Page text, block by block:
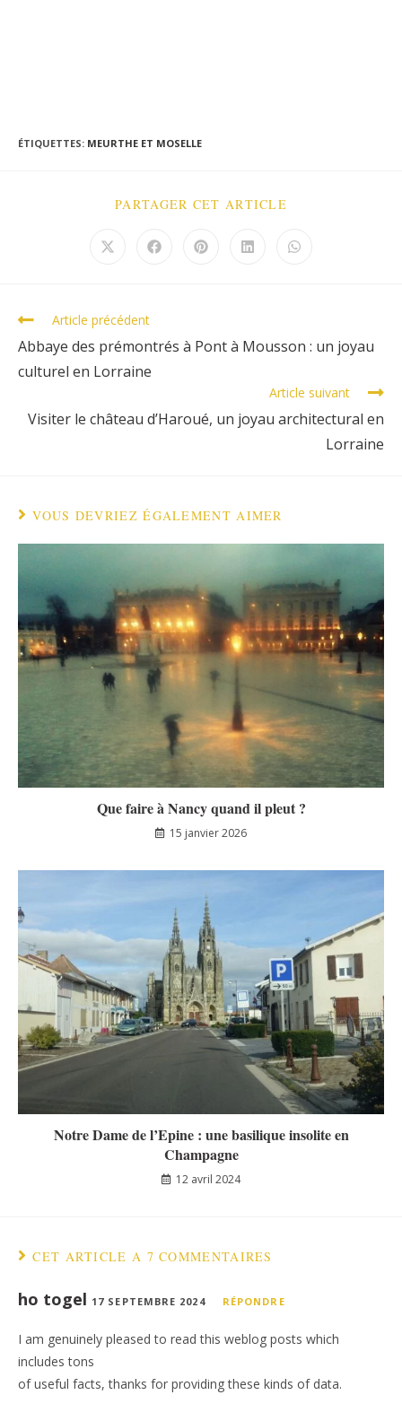
ÉTIQUETTES: MEURTHE ET MOSELLE
PARTAGER CET ARTICLE
Article précédent
Abbaye des prémontrés à Pont à Mousson : un joyau
culturel en Lorraine
Article suivant
Visiter le château d’Haroué, un joyau architectural en
Lorraine
VOUS DEVRIEZ ÉGALEMENT AIMER
Que faire à Nancy quand il pleut ?
15 janvier 2026
Notre Dame de l’Epine : une basilique insolite en
Champagne
12 avril 2024
CET ARTICLE A 7 COMMENTAIRES
ho togel 17 SEPTEMBRE 2024 RÉPONDRE
I am genuinely pleased to read this weblog posts which
includes tons
of useful facts, thanks for providing these kinds of data.